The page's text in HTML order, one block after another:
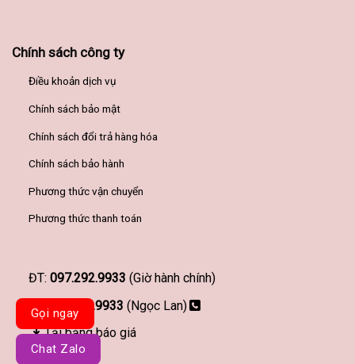
Chính sách công ty
Điều khoản dịch vụ
Chính sách bảo mật
Chính sách đổi trả hàng hóa
Chính sách bảo hành
Phương thức vận chuyển
Phương thức thanh toán
ĐT: 097.292.9933 (Giờ hành chính)
097.292.9933 (Ngọc Lan)
Tải bảng báo giá
Gọi ngay
Chat Zalo